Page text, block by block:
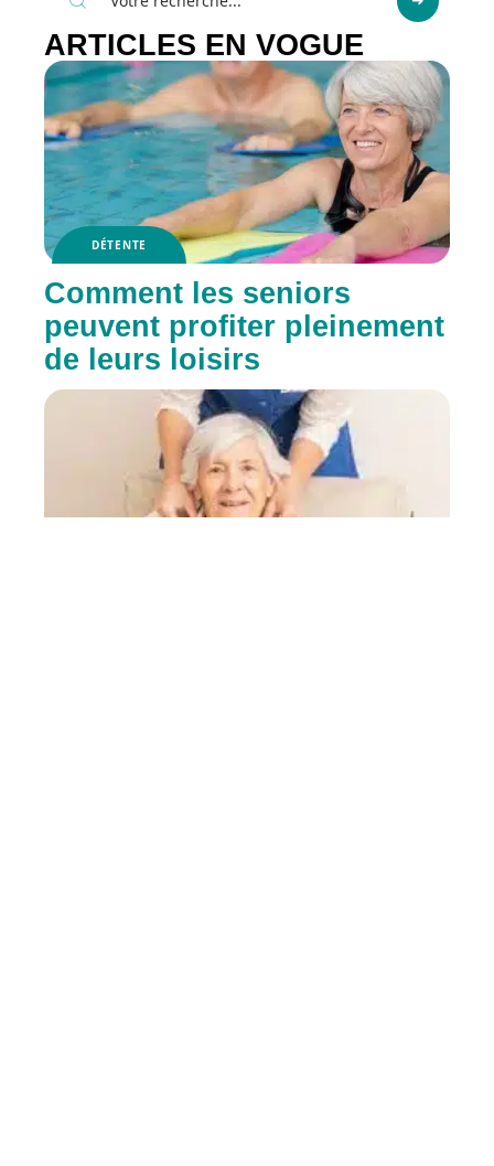
ARTICLES EN VOGUE
DÉTENTE
Comment les seniors
peuvent profiter pleinement
de leurs loisirs